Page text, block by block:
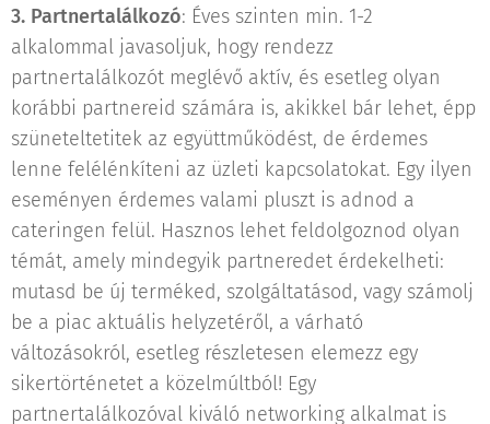
3. Partnertalálkozó: Éves szinten min. 1-2
alkalommal javasoljuk, hogy rendezz
partnertalálkozót meglévő aktív, és esetleg olyan
korábbi partnereid számára is, akikkel bár lehet, épp
szüneteltetitek az együttműködést, de érdemes
lenne felélénkíteni az üzleti kapcsolatokat. Egy ilyen
eseményen érdemes valami pluszt is adnod a
cateringen felül. Hasznos lehet feldolgoznod olyan
témát, amely mindegyik partneredet érdekelheti:
mutasd be új terméked, szolgáltatásod, vagy számolj
be a piac aktuális helyzetéről, a várható
változásokról, esetleg részletesen elemezz egy
sikertörténetet a közelmúltból! Egy
partnertalálkozóval kiváló networking alkalmat is